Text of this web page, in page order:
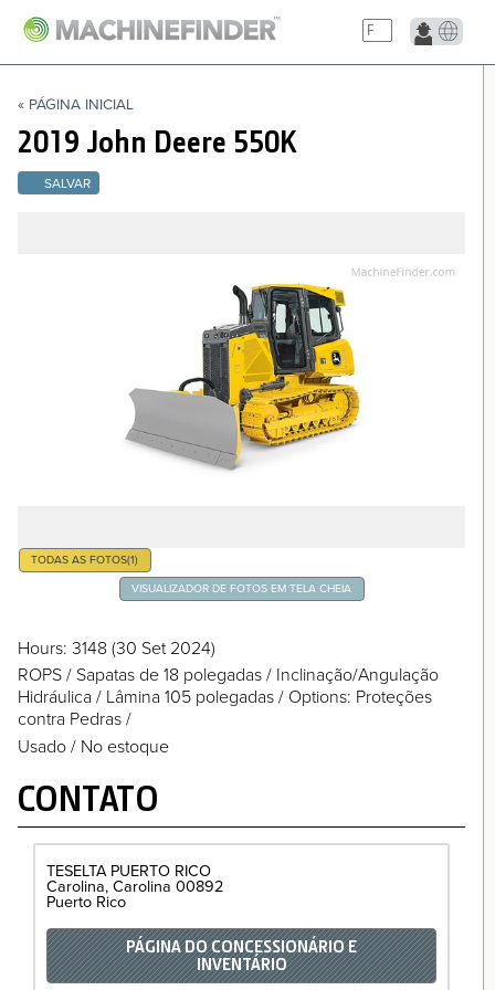
« PÁGINA INICIAL
2019 John Deere 550K
SALVAR
TODAS AS FOTOS(1)
VISUALIZADOR DE FOTOS EM TELA CHEIA
Hours: 3148 (30 Set 2024)
ROPS / Sapatas de 18 polegadas / Inclinação/Angulação
Hidráulica / Lâmina 105 polegadas / Options: Proteções
contra Pedras /
Usado / No estoque
CONTATO
TESELTA PUERTO RICO
Carolina Carolina 00892
Puerto Rico
PÁGINA DO CONCESSIONÁRIO E
INVENTÁRIO
NAVIGATION LINKS